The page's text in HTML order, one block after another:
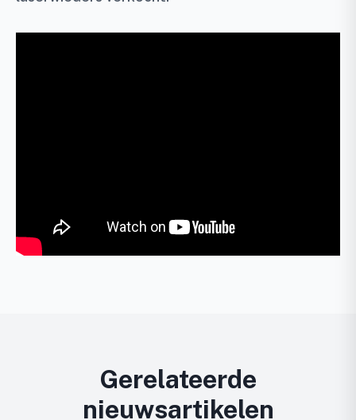
Gerelateerde
nieuwsartikelen